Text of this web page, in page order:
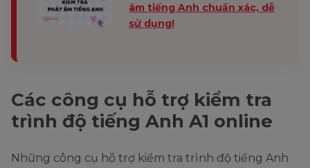
âm tiếng Anh chuẩn xác, dễ
sử dụng!
Các công cụ hỗ trợ kiểm tra
trình độ tiếng Anh A1 online
Những công cụ hỗ trợ kiểm tra trình độ tiếng Anh